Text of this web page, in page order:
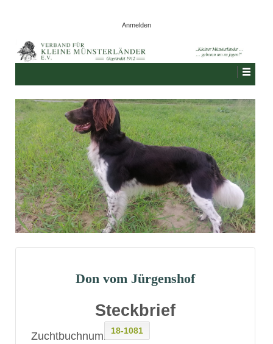
Anmelden
Don vom Jürgenshof
Steckbrief
Zuchtbuchnummer18-1081